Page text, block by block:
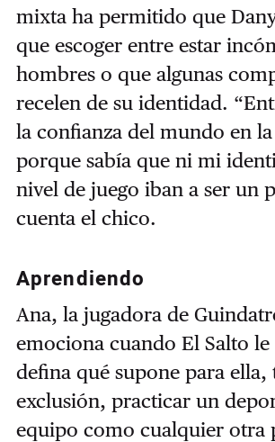
mixta ha permitido que
que escoger entre estar
hombres o que algunas
recelen de su identidad.
la confianza del mundo en
porque sabía que ni mi
nivel de juego iban a ser un
cuenta el chico.
Aprendiendo
Ana, la jugadora de
emociona cuando El Salto
defina qué supone para ella,
exclusión, practicar un
equipo como cualquier otra